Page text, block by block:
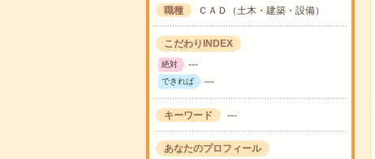
職種 ＣＡＤ（土木・建築・設備）
こだわりINDEX
絶対 ---
できれば ---
キーワード ---
あなたのプロフィール